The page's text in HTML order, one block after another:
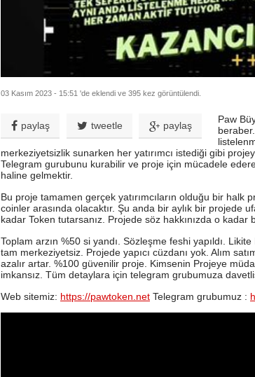
03 Kasım 2023 - 15:51 'de eklendi ve 395 kez görüntülendi.
paylaş tweetle paylaş
Paw
merkeziyetsizlik sunarken her yatırımcı istediği gibi
Telegram gurubunu kurabilir ve proje için mücadele
haline gelmektir.
Bu proje tamamen gerçek yatırımcıların olduğu bir
coinler arasında olacaktır. Şu anda bir aylık bir projede
kadar Token tutarsanız. Projede söz hakkınızda o kadar
Toplam arzın %50 si yandı. Sözleşme feshi yapıldı.
tam merkeziyetsiz. Projede yapıcı cüzdanı yok. Alım
azalır artar. %100 güvenilir proje. Kimsenin Projeye
imkansız. Tüm detaylara için telegram grubumuza
Web sitemiz: https://pawtoken.net Telegram grubumuz :